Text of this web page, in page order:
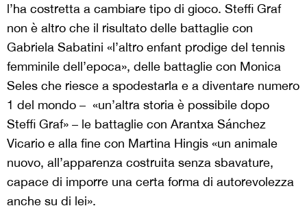
l’ha costretta a cambiare tipo di gioco. Steffi Graf
non è altro che il risultato delle battaglie con
Gabriela Sabatini «l’altro enfant prodige del tennis
femminile dell’epoca», delle battaglie con Monica
Seles che riesce a spodestarla e a diventare numero
1 del mondo – «un’altra storia è possibile dopo
Steffi Graf» – le battaglie con Arantxa Sánchez
Vicario e alla fine con Martina Hingis «un animale
nuovo, all’apparenza costruita senza sbavature,
capace di imporre una certa forma di autorevolezza
anche su di lei».